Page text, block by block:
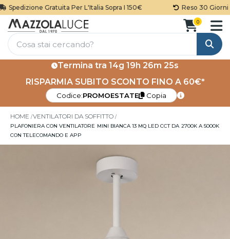
Spedizione Gratuita Per L'Italia Sopra I 150€ Reso 30 Giorni
Cerca
0
Termina tra 14g 19h 26m 24s
RISPARMIA SUBITO SCONTO FINO A 60€*
Codice:PROMOESTATE Copia
HOME VENTILATORI DA SOFFITTO
PLAFONIERA CON VENTILATORE MINI BIANCA 13 MQ LED CCT DA 2700K A 5000K
CON TELECOMANDO E APP